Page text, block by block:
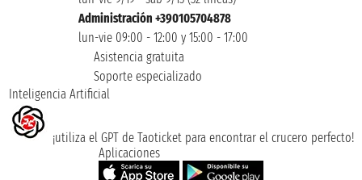
Administración +390105704878
lun-vie 09:00 - 12:00 y 15:00 - 17:00
Asistencia gratuita
Soporte especializado
Inteligencia Artificial
¡utiliza el GPT de Taoticket para encontrar el crucero perfecto!
Aplicaciones